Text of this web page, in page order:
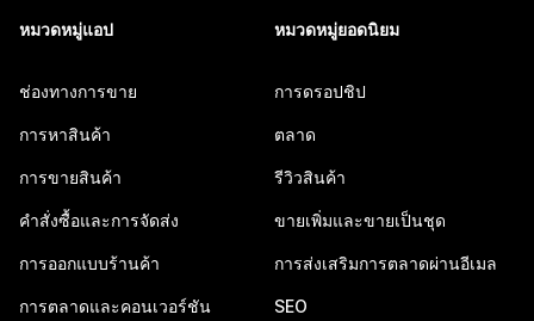
หมวดหมู่แอป
ช่องทางการขาย
การหาสินค้า
การขายสินค้า
คำสั่งซื้อและการจัดส่ง
การออกแบบร้านค้า
การตลาดและคอนเวอร์ชัน
หมวดหมู่ยอดนิยม
การดรอปชิป
ตลาด
รีวิวสินค้า
ขายเพิ่มและขายเป็นชุด
การส่งเสริมการตลาดผ่านอีเมล
SEO